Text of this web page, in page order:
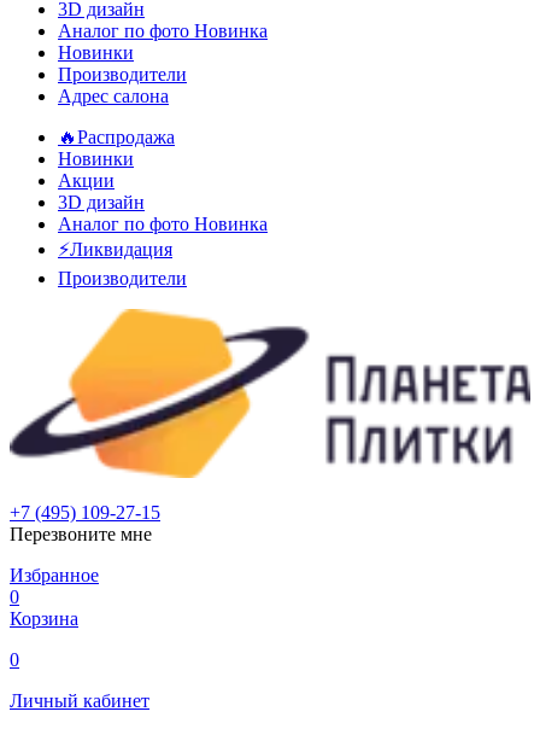
3D дизайн
Аналог по фото Новинка
Новинки
Производители
Адрес салона
🔥Распродажа
Новинки
Акции
3D дизайн
Аналог по фото Новинка
⚡Ликвидация
Производители
+7 (495) 109-27-15
Перезвоните мне
Избранное
0
Корзина
0
Личный кабинет